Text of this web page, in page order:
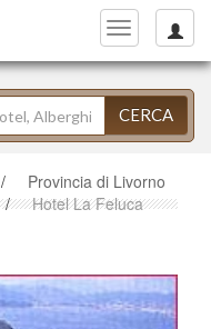
Toggle
navigation
CERCA
/
Provincia di Livorno
/ Hotel La Feluca